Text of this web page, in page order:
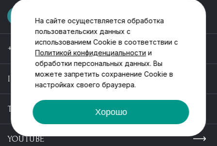
+7 499 288 88 67
INFO@POINTESTATE.RU
TELEGRAM
YOUTUBE
На сайте осуществляется обработка
пользовательских данных с
использованием Cookie в соответствии с
Политикой конфиденциальности и
обработки персональных данных. Вы
можете запретить сохранение Cookie в
настройках своего браузера.
Хорошо